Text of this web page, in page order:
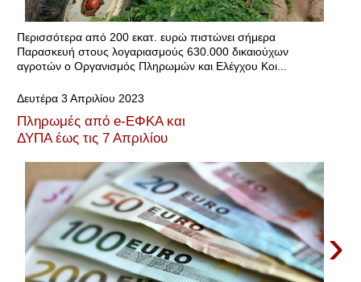
Περισσότερα από 200 εκατ. ευρώ πιστώνει σήμερα
Παρασκευή στους λογαριασμούς 630.000 δικαιούχων
αγροτών ο Οργανισμός Πληρωμών και Ελέγχου Κοι...
Δευτέρα 3 Απριλίου 2023
Πληρωμές από e-ΕΦΚΑ και
ΔΥΠΑ έως τις 7 Απριλίου
›